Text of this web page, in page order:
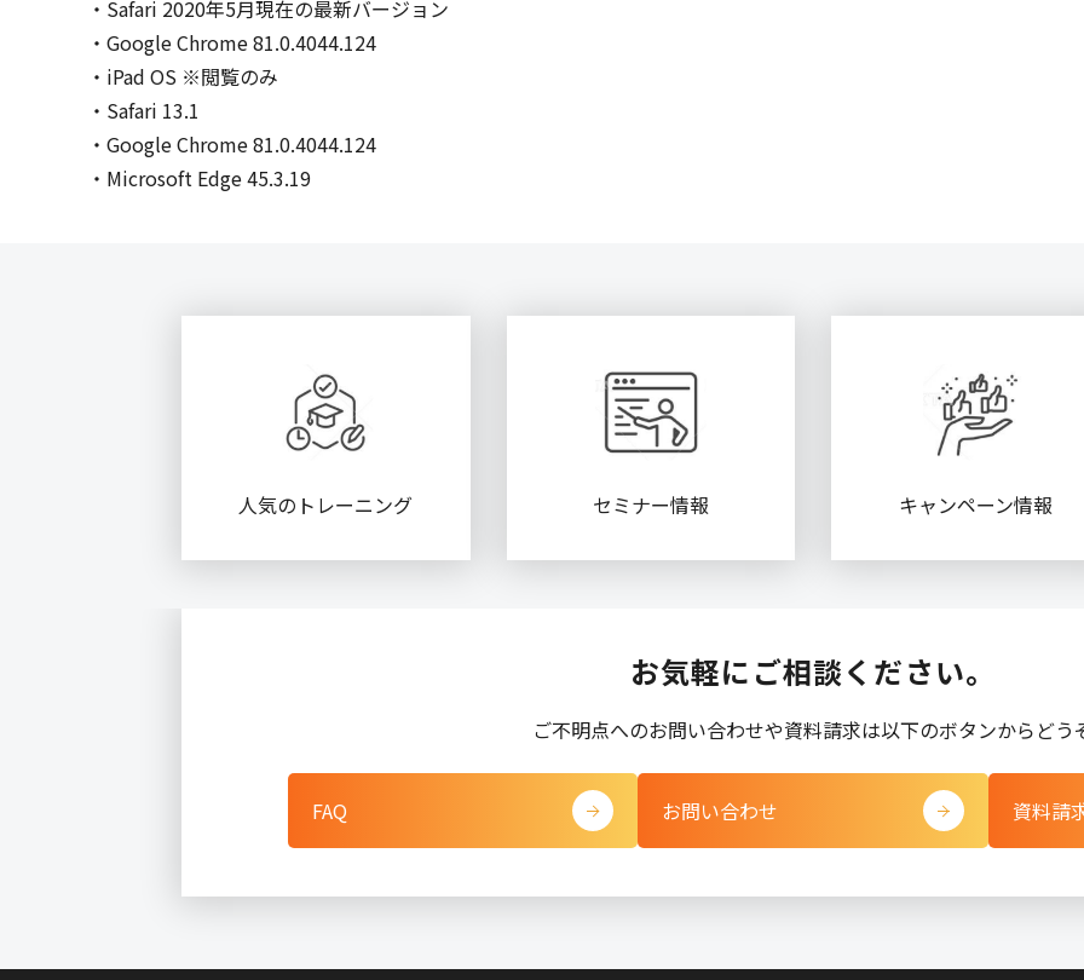
Safari 2020年5月現在の最新バージョン
Google Chrome 81.0.4044.124
iPad OS ※閲覧のみ
Safari 13.1
Google Chrome 81.0.4044.124
Microsoft Edge 45.3.19
人気のトレーニング セミナー情報 キャンペーン情報
お気軽にご相談ください。
ご不明点へのお問い合わせや資料請求は以下のボタンからどう
FAQ お問い合わせ 資料請